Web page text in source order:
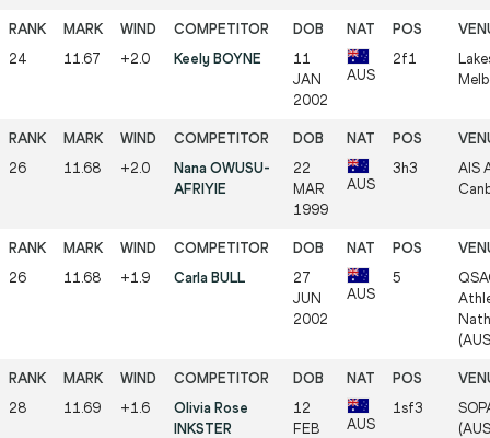
24 11.67 +2.0 Keely BOYNE
11
JAN
2002
AUS
2f1
26 11.68 +2.0
Nana OWUSU-
AFRIYIE
22
MAR
1999
AUS
3h3
AIS
26 11.68 +1.9 Carla BULL
27
JUN
2002
AUS
5
28 11.69 +1.6
Olivia Rose
INKSTER
12
FEB
AUS
1sf3